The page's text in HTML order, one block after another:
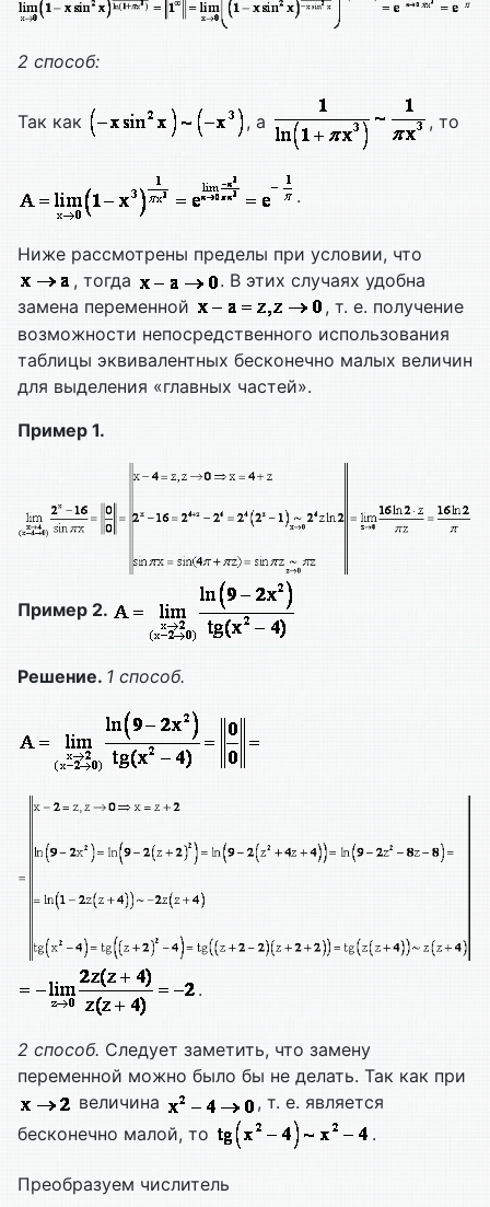
2 способ:
Так как , а , то
.
Ниже рассмотрены пределы при условии, что
, тогда
. В этих случаях удобна
замена переменной
, т. е. получение
возможности непосредственного использования
таблицы эквивалентных бесконечно малых величин
для выделения «главных частей».
Пример 1.
Пример 2.
Решение. 1 способ.
.
2 способ. Следует заметить, что замену
переменной можно было бы не делать. Так как при
величина
, т. е. является
бесконечно малой, то
.
Преобразуем числитель